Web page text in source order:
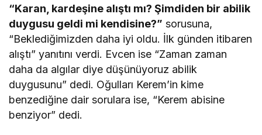
“Karan, kardeşine alıştı mı? Şimdiden bir abilik
duygusu geldi mi kendisine?” sorusuna,
“Beklediğimizden daha iyi oldu. İlk günden itibaren
alıştı” yanıtını verdi. Evcen ise “Zaman zaman
daha da algılar diye düşünüyoruz abilik
duygusunu” dedi. Oğulları Kerem’in kime
benzediğine dair sorulara ise, “Kerem abisine
benziyor” dedi.